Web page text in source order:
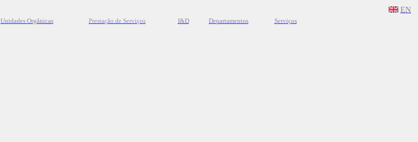
EN
Unidades Orgânicas Prestação de Serviços I&D Departamentos Serviços